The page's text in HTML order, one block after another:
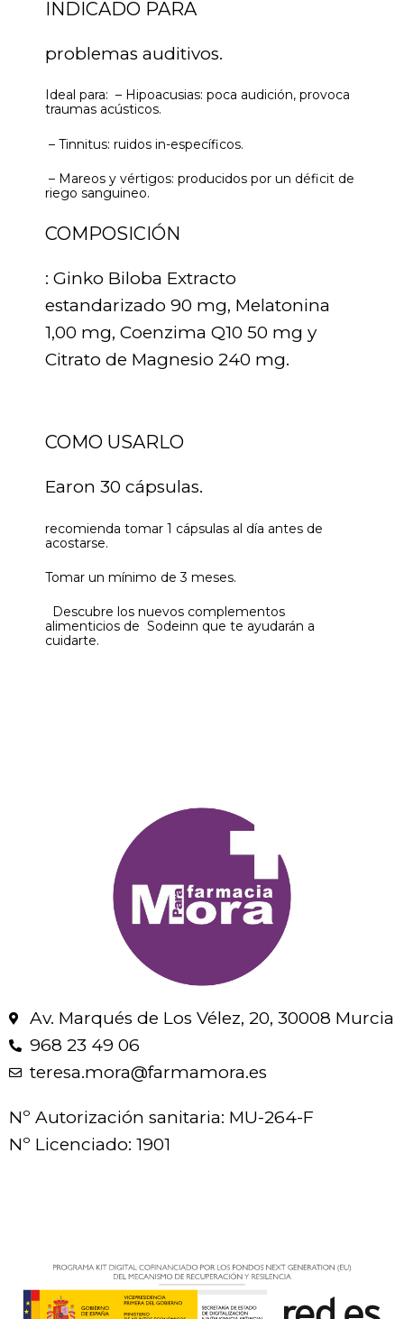
INDICADO PARA
problemas auditivos.
Ideal para: – Hipoacusias: poca audición, provoca
traumas acústicos.
– Tinnitus: ruidos in-específicos.
– Mareos y vértigos: producidos por un déficit de
riego sanguineo.
COMPOSICIÓN
: Ginko Biloba Extracto
estandarizado 90 mg, Melatonina
1,00 mg, Coenzima Q10 50 mg y
Citrato de Magnesio 240 mg.
COMO USARLO
Earon 30 cápsulas.
recomienda tomar 1 cápsulas al día antes de
acostarse.
Tomar un mínimo de 3 meses.
Descubre los nuevos complementos
alimenticios de Sodeinn que te ayudarán a
cuidarte.
Av. Marqués de Los Vélez, 20, 30008 Murcia
968 23 49 06
teresa.mora@farmamora.es
Nº Autorización sanitaria: MU-264-F
Nº Licenciado: 1901